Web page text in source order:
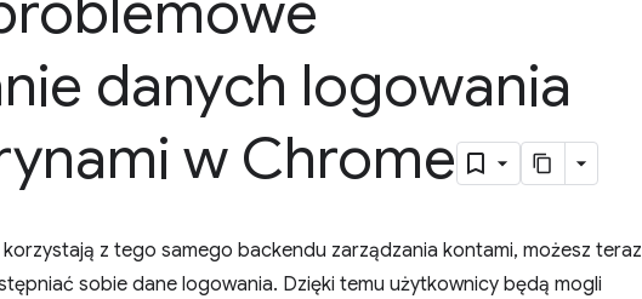
danych logowania
w Chrome
z tego samego backendu zarządzania kontami, możesz teraz
sobie dane logowania. Dzięki temu użytkownicy będą mogli